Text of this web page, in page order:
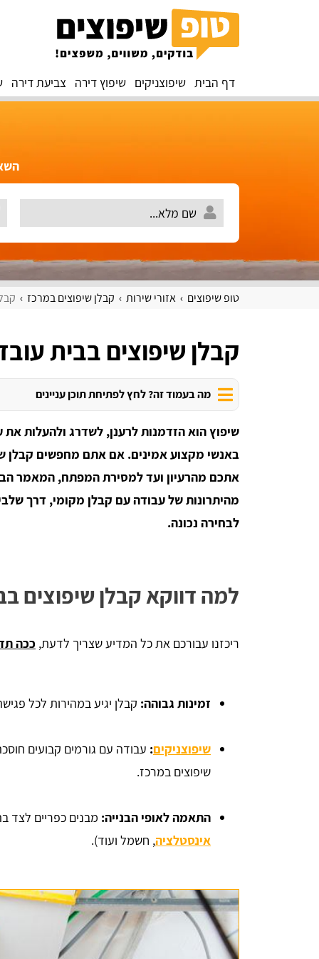
דף הבית שיפוצניקים שיפוץ דירה צביעת דירה
טופ שיפוצים אזורי שירות קבלן שיפוצים במרכז
קבלן שיפוצים בבית
מה בעמוד זה? לחץ לפתיחת תוכן עניינים
שיפוץ הוא הזדמנות לרענן, לשדרג ולהעלות
באנשי מקצוע אמינים. אם אתם מחפשים קבלן
אתכם מהרעיון ועד למסירת המפתח, המאמר
מהיתרונות של עבודה עם קבלן מקומי, דרך
לבחירה נכונה.
למה דווקא קבלן שיפוצים
ריכזנו עבורכם את כל המדיע שצריך לדעת, ככה
זמינות גבוהה: קבלן יגיע במהירות לכל
שיפוצניקים: עבודה עם גורמים קבועים
שיפוצים במרכז.
התאמה לאופי הבנייה: מבנים כפריים לצד
אינסטלציה, חשמל ועוד).